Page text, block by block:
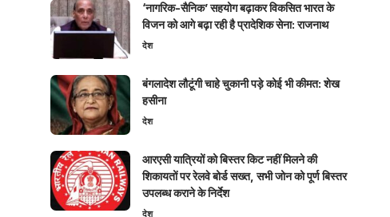
‘नागरिक-सैनिक’ सहयोग बढ़ाकर विकसित भारत के
विजन को आगे बढ़ा रही है प्रादेशिक सेना: राजनाथ
देश
बंगलादेश लौटूंगी चाहे चुकानी पड़े कोई भी कीमत: शेख
हसीना
देश
आरएसी यात्रियों को बिस्तर किट नहीं मिलने की
शिकायतों पर रेलवे बोर्ड सख्त, सभी जोन को पूर्ण बिस्तर
उपलब्ध कराने के निर्देश
देश